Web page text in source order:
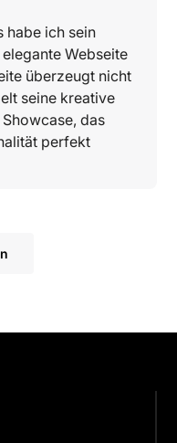
habe ich sein
Webseite
überzeugt nicht
seine kreative
das
perfekt